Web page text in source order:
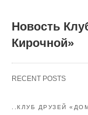
Новость
Кирочной»
RECENT POSTS
..КЛУБ ДРУЗЕЙ